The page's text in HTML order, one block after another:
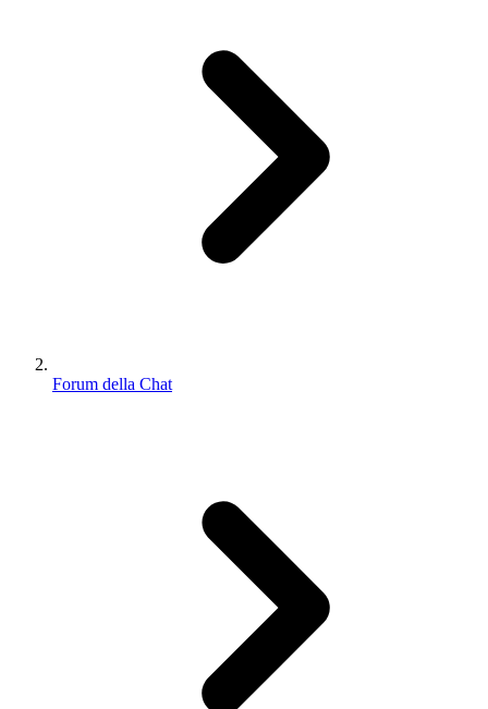
Forum della Chat